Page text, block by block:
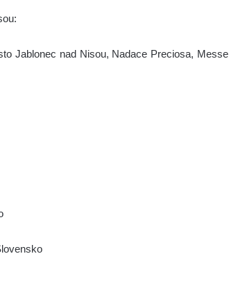
Jablonec nad Nisou, Nadace Preciosa, Messe